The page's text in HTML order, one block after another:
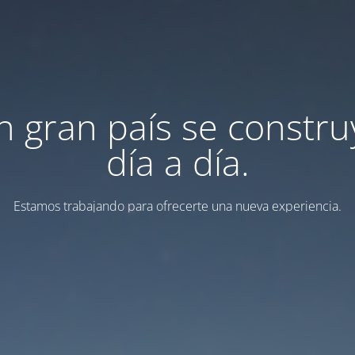
gran país se
día a día.
Estamos trabajando para ofrecerte una nueva experiencia.